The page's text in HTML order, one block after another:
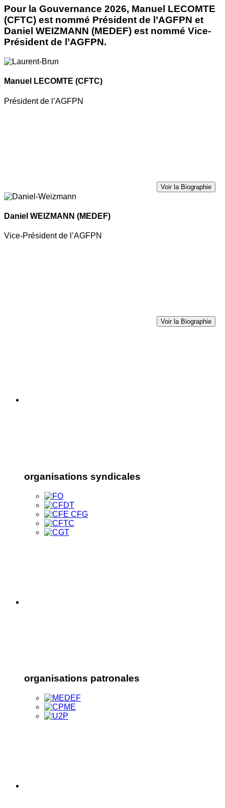
Pour la Gouvernance 2026, Manuel LECOMTE
(CFTC) est nommé Président de l’AGFPN et
Daniel WEIZMANN (MEDEF) est nommé Vice-
Président de l’AGFPN.
Manuel LECOMTE (CFTC)
Président de l’AGFPN
Voir la Biographie
Daniel WEIZMANN (MEDEF)
Vice-Président de l’AGFPN
Voir la Biographie
organisations syndicales
organisations patronales